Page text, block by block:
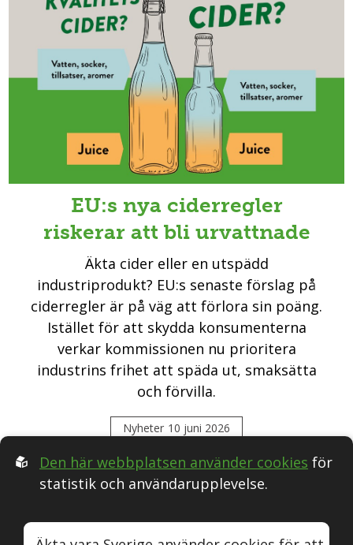
EU:s nya ciderregler
riskerar att bli urvattnade
Äkta cider eller en utspädd
industriprodukt? EU:s senaste förslag på
ciderregler är på väg att förlora sin poäng.
Istället för att skydda konsumenterna
verkar kommissionen nu prioritera
industrins frihet att späda ut, smaksätta
och förvilla.
Nyheter 10 juni 2026
Följ oss i Sociala medier:
Den här webbplatsen använder cookies för
statistik och användarupplevelse.